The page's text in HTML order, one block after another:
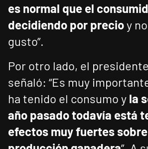
es normal que el
decidiendo por precioy
gusto”.
Por otro lado, el
señaló: “Es muy
ha tenido el consumo y la
año pasado todavía está
efectos muy fuertes